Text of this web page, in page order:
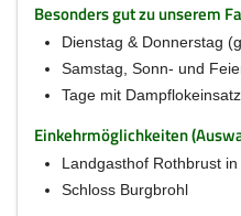
Besonders gut zu unserem
Dienstag & Donnerstag
Samstag, Sonn- und
Tage mit
Einkehrmöglichkeiten
Landgasthof Rothbrust
Schloss Burgbrohl